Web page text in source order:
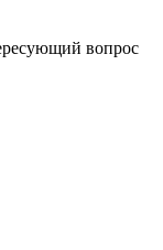
вопрос